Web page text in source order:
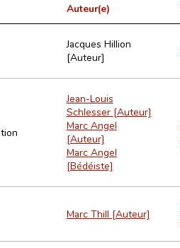
Auteur(e)
Jacques Hillion
[Auteur]
Jean-Louis
Schlesser [Auteur]
Marc Angel
[Auteur]
Marc Angel
[Bédéiste]
Marc Thill [Auteur]